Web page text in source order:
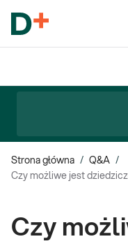
Strona główna / Q&A /
Czy możliwe jest
Czy